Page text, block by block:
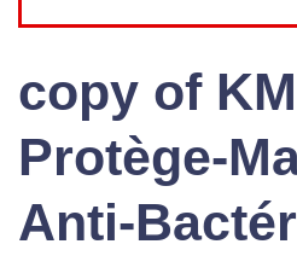
copy of
Protège-
Anti-